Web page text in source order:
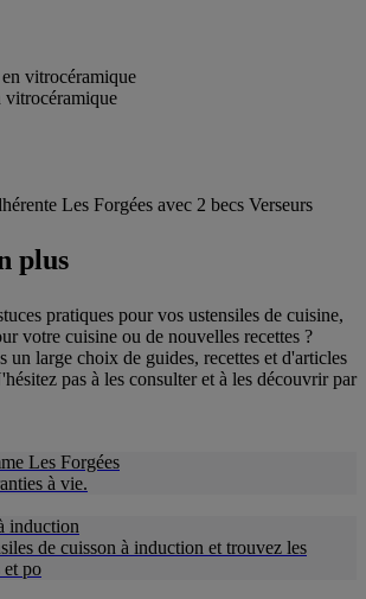
vitrocéramique
plus
pratiques pour vos ustensiles de cuisine,
votre cuisine ou de nouvelles recettes ?
un large choix de guides, recettes et d'articles
pas à les consulter et à les découvrir par
Les Forgées
à vie.
induction
de cuisson à induction et trouvez les
et po